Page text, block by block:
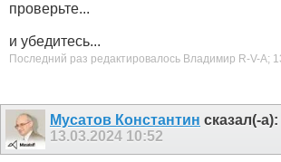
проверьте...
и убедитесь...
Последний раз редактировалось Владимир R-V-A;
Мусатов Константин сказал(-а):
13.03.2024 10:52